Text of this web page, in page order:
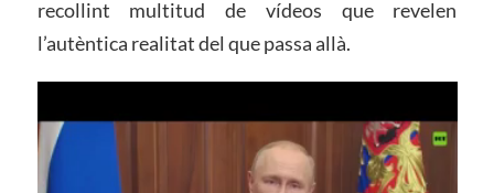
recollint multitud de vídeos que revelen
l’autèntica realitat del que passa allà.
de
vídeo